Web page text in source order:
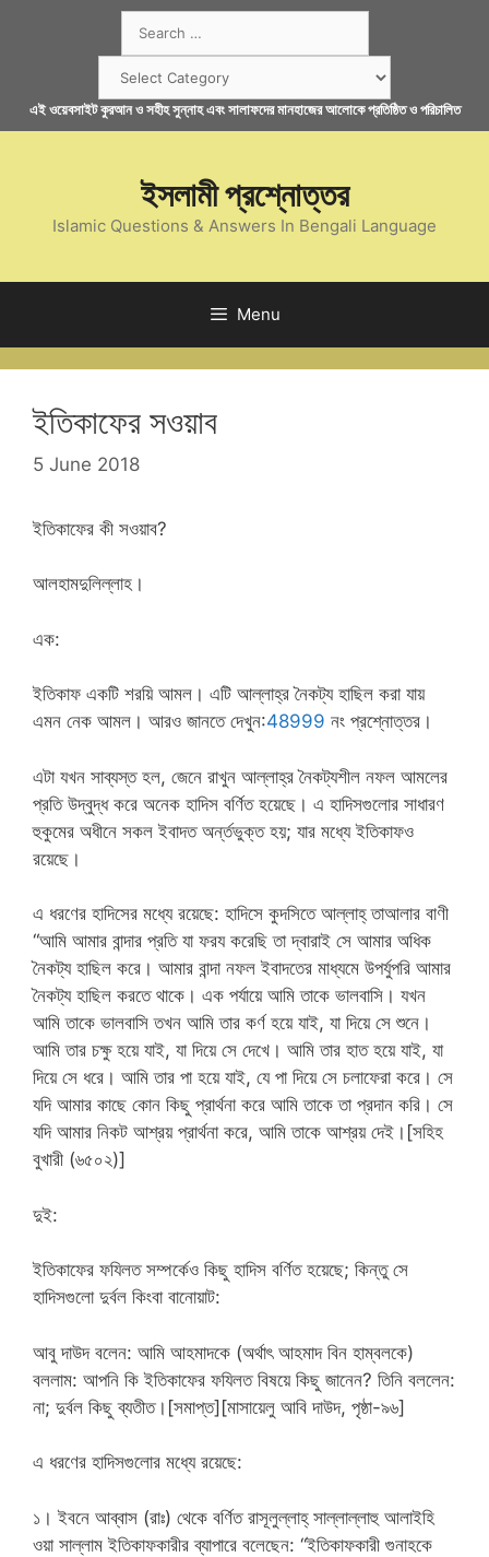
for:
এই ওয়েবসাইট কুরআন ও সহীহ সুন্নাহ এবং সালাফদের মানহাজের আলোকে প্রতিষ্ঠিত ও পরিচালিত
ইসলামী প্রশ্নোত্তর
Islamic Questions & Answers In Bengali Language
Menu
ইতিকাফের সওয়াব
5 June 2018
ইতিকাফের কী সওয়াব?
আলহামদুলিল্লাহ।
এক:
ইতিকাফ একটি শরয়ি আমল। এটি আল্লাহ্‌র নৈকট্য হাছিল করা যায়
এমন নেক আমল। আরও জানতে দেখুন:48999 নং প্রশ্নোত্তর।
এটা যখন সাব্যস্ত হল, জেনে রাখুন আল্লাহ্‌র নৈকট্যশীল নফল আমলের
প্রতি উদ্বুদ্ধ করে অনেক হাদিস বর্ণিত হয়েছে। এ হাদিসগুলোর সাধারণ
হুকুমের অধীনে সকল ইবাদত অর্ন্তভুক্ত হয়; যার মধ্যে ইতিকাফও
রয়েছে।
এ ধরণের হাদিসের মধ্যে রয়েছে: হাদিসে কুদসিতে আল্লাহ্‌ তাআলার বাণী
“আমি আমার বান্দার প্রতি যা ফরয করেছি তা দ্বারাই সে আমার অধিক
নৈকট্য হাছিল করে। আমার বান্দা নফল ইবাদতের মাধ্যমে উপর্যুপরি আমার
নৈকট্য হাছিল করতে থাকে। এক পর্যায়ে আমি তাকে ভালবাসি। যখন
আমি তাকে ভালবাসি তখন আমি তার কর্ণ হয়ে যাই, যা দিয়ে সে শুনে।
আমি তার চক্ষু হয়ে যাই, যা দিয়ে সে দেখে। আমি তার হাত হয়ে যাই, যা
দিয়ে সে ধরে। আমি তার পা হয়ে যাই, যে পা দিয়ে সে চলাফেরা করে। সে
যদি আমার কাছে কোন কিছু প্রার্থনা করে আমি তাকে তা প্রদান করি। সে
যদি আমার নিকট আশ্রয় প্রার্থনা করে, আমি তাকে আশ্রয় দেই।[সহিহ
বুখারী (৬৫০২)]
দুই:
ইতিকাফের ফযিলত সম্পর্কেও কিছু হাদিস বর্ণিত হয়েছে; কিন্তু সে
হাদিসগুলো দুর্বল কিংবা বানোয়াট:
আবু দাউদ বলেন: আমি আহমাদকে (অর্থাৎ আহমাদ বিন হাম্বলকে)
বললাম: আপনি কি ইতিকাফের ফযিলত বিষয়ে কিছু জানেন? তিনি বললেন:
না; দুর্বল কিছু ব্যতীত।[সমাপ্ত][মাসায়েলু আবি দাউদ, পৃষ্ঠা-৯৬]
এ ধরণের হাদিসগুলোর মধ্যে রয়েছে:
১। ইবনে আব্বাস (রাঃ) থেকে বর্ণিত রাসূলুল্লাহ্‌ সাল্লাল্লাহু আলাইহি
ওয়া সাল্লাম ইতিকাফকারীর ব্যাপারে বলেছেন: “ইতিকাফকারী গুনাহকে